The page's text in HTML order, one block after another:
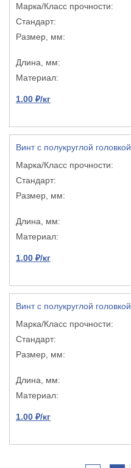
1.00 ₽/кг
Винт с полукруглой головкой
1.00 ₽/кг
Винт с полукруглой головкой
1.00 ₽/кг